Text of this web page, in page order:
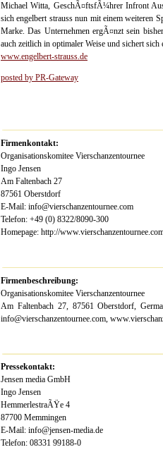
Michael Witta, GeschÃ¤ftsfÃ¼hrer Infront
sich engelbert strauss nun mit einem weiteren
Marke. Das Unternehmen ergÃ¤nzt sein
auch zeitlich in optimaler Weise und sichert
www.engelbert-strauss.de
posted by PR-Gateway
Firmenkontakt:
Organisationskomitee Vierschanzentournee
Ingo Jensen
Am Faltenbach 27
87561 Oberstdorf
E-Mail: info@vierschanzentournee.com
Telefon: +49 (0) 8322/8090-300
Homepage: http://
Firmenbeschreibung:
Organisationskomitee Vierschanzentournee
Am Faltenbach 27, 87561 Oberstdorf,
info@vierschanzentournee.com,
Pressekontakt:
Jensen media GmbH
Ingo Jensen
HemmerlestraÃŸe 4
87700 Memmingen
E-Mail: info@jensen-media.de
Telefon: 08331 99188-0